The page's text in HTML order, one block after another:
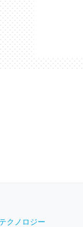
テクノロジー